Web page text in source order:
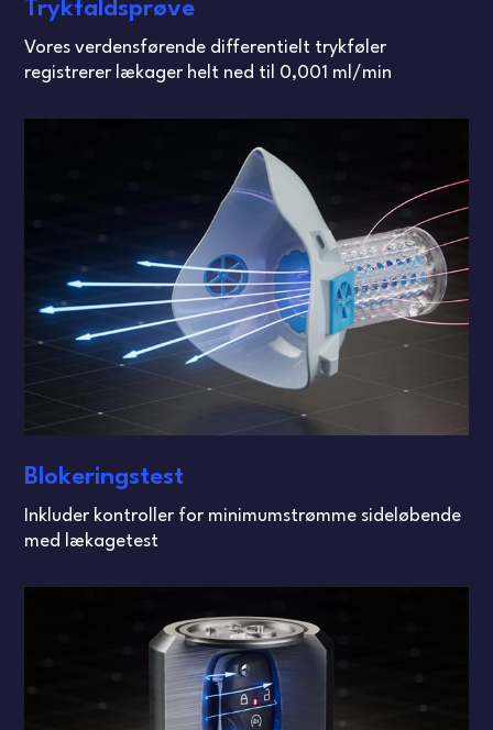
Trykfaldsprøve
Vores verdensførende differentielt trykføler
registrerer lækager helt ned til 0,001 ml/min
Blokeringstest
Inkluder kontroller for minimumstrømme sideløbende
med lækagetest